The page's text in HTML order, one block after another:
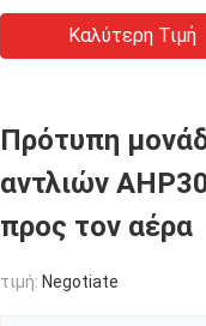
Καλύτερη Τιμή
Πρότυπη
αντλιών
προς τον αέρα
τιμή: Negotiate